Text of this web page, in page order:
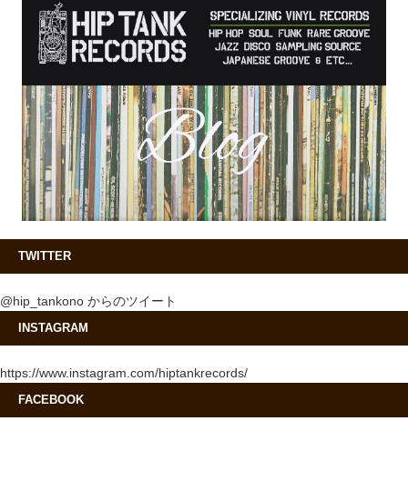
TWITTER
@hip_tankono からのツイート
INSTAGRAM
https://www.instagram.com/hiptankrecords/
FACEBOOK